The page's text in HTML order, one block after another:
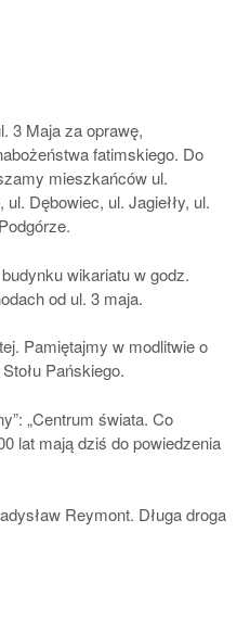
3 Maja za oprawę,
fatimskiego. Do
mieszkańców ul.
Dębowiec, ul. Jagiełły, ul.
wikariatu w godz.
od ul. 3 maja.
Pamiętajmy w modlitwie o
Pańskiego.
„Centrum świata. Co
lat mają dziś do powiedzenia
Reymont. Długa droga